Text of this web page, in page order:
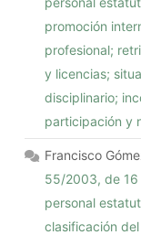
promoción
profesional;
y licencias;
disciplinario;
participación y
Francisco
55/2003, de 16
personal
clasificación